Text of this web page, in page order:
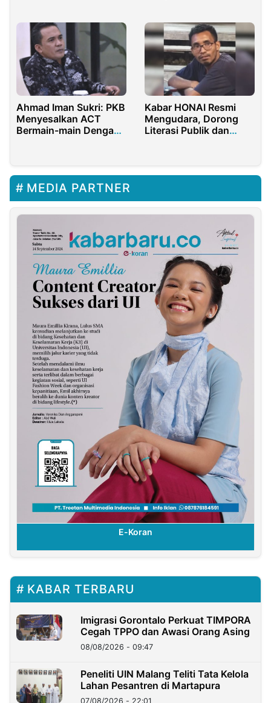
Ahmad Iman Sukri: PKB
Menyesalkan ACT
Bermain-main Dengan
Kabar HONAI Resmi
Mengudara, Dorong
Literasi Publik dan
MEDIA PARTNER
E-Koran
KABAR TERBARU
Imigrasi Gorontalo Perkuat TIMPORA
Cegah TPPO dan Awasi Orang Asing
08/08/2026 - 09:47
Peneliti UIN Malang Teliti Tata Kelola
Lahan Pesantren di Martapura
07/08/2026 - 22:01